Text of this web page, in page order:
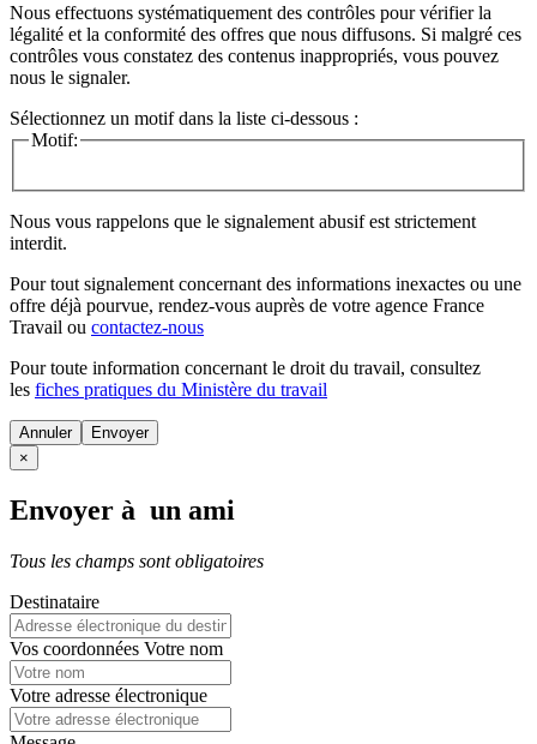
Nous effectuons systématiquement des contrôles pour vérifier la
légalité et la conformité des offres que nous diffusons. Si malgré ces
contrôles vous constatez des contenus inappropriés, vous pouvez
nous le signaler.
Sélectionnez un motif dans la liste ci-dessous :
Motif:
Nous vous rappelons que le signalement abusif est strictement
interdit.
Pour tout signalement concernant des informations inexactes ou une
offre déjà pourvue, rendez-vous auprès de votre agence France
Travail ou contactez-nous
Pour toute information concernant le droit du travail, consultez
les fiches pratiques du Ministère du travail
Annuler
×
Envoyer à un ami
Tous les champs sont obligatoires
Destinataire
Vos coordonnées Votre nom
Votre adresse électronique